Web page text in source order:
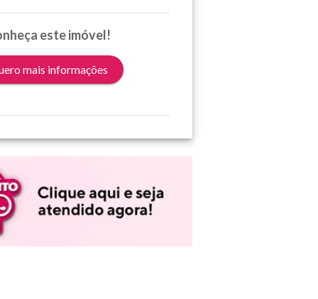
este imóvel!
mais informações